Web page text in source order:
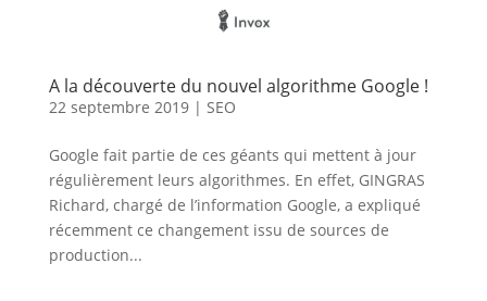
A la découverte du nouvel algorithme Google !
22 septembre 2019| SEO
Google fait partie de ces géants qui mettent à jour
régulièrement leurs algorithmes. En effet, GINGRAS
Richard, chargé de l’information Google, a expliqué
récemment ce changement issu de sources de
production...